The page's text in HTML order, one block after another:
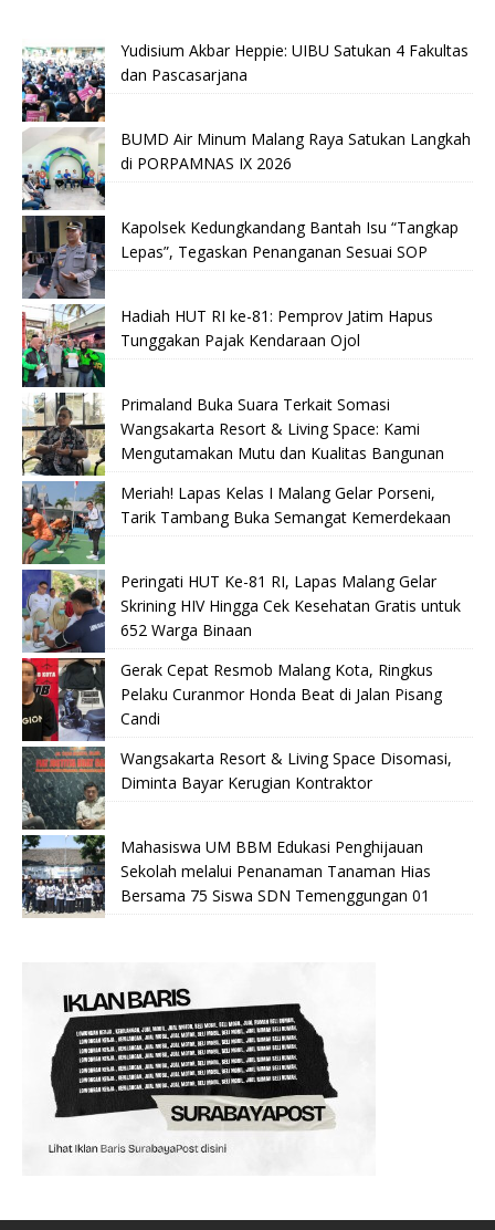
Yudisium Akbar Heppie: UIBU Satukan 4 Fakultas
dan Pascasarjana
BUMD Air Minum Malang Raya Satukan Langkah
di PORPAMNAS IX 2026
Kapolsek Kedungkandang Bantah Isu “Tangkap
Lepas”, Tegaskan Penanganan Sesuai SOP
Hadiah HUT RI ke-81: Pemprov Jatim Hapus
Tunggakan Pajak Kendaraan Ojol
Primaland Buka Suara Terkait Somasi
Wangsakarta Resort & Living Space: Kami
Mengutamakan Mutu dan Kualitas Bangunan
Meriah! Lapas Kelas I Malang Gelar Porseni,
Tarik Tambang Buka Semangat Kemerdekaan
Peringati HUT Ke-81 RI, Lapas Malang Gelar
Skrining HIV Hingga Cek Kesehatan Gratis untuk
652 Warga Binaan
Gerak Cepat Resmob Malang Kota, Ringkus
Pelaku Curanmor Honda Beat di Jalan Pisang
Candi
Wangsakarta Resort & Living Space Disomasi,
Diminta Bayar Kerugian Kontraktor
Mahasiswa UM BBM Edukasi Penghijauan
Sekolah melalui Penanaman Tanaman Hias
Bersama 75 Siswa SDN Temenggungan 01